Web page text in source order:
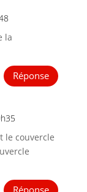
la
Réponse
le couvercle